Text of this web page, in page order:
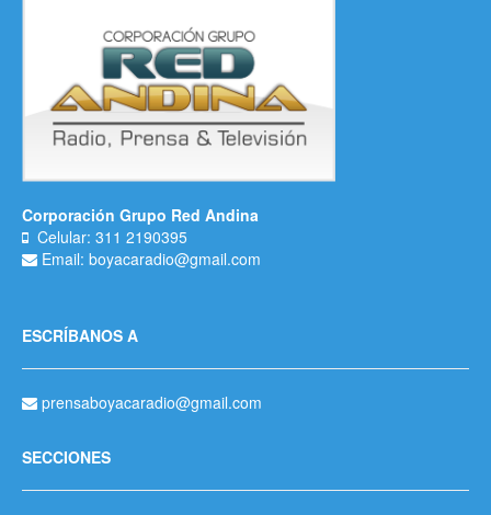
Corporación Grupo Red Andina
Celular: 311 2190395
Email: boyacaradio@gmail.com
ESCRÍBANOS A
prensaboyacaradio@gmail.com
SECCIONES